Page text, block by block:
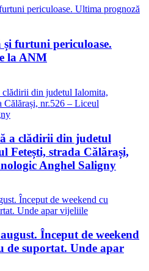
și furtuni periculoase.
la ANM
a clădirii din judetul
Fetești, strada Călărași,
Anghel Saligny
Început de weekend
de suportat. Unde apar